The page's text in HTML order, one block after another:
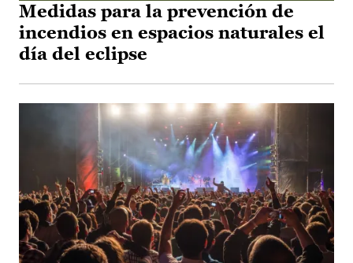
Medidas para la prevención de
incendios en espacios naturales el
día del eclipse